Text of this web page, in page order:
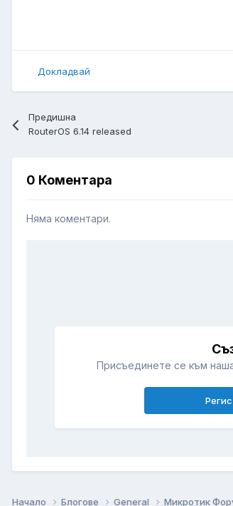
Докладвай
Предишна
RouterOS 6.14 released
0 Коментара
Няма коментари.
Присъединете се към
Начало Блогове General Микротик